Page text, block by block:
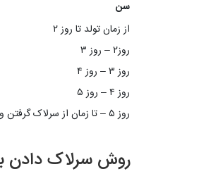
سن
از زمان تولد تا روز ۲
روز۲ – روز ۳
روز ۳ – روز ۴
روز ۴ – روز ۵
روز ۵ – تا زمان از سرلاک گرفتن و دانخور شدن
روش سرلاک دادن